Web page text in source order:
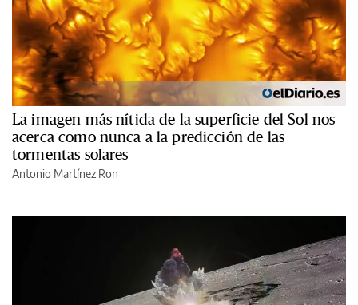
La imagen más nítida de la superficie del Sol nos
acerca como nunca a la predicción de las
tormentas solares
Antonio Martínez Ron